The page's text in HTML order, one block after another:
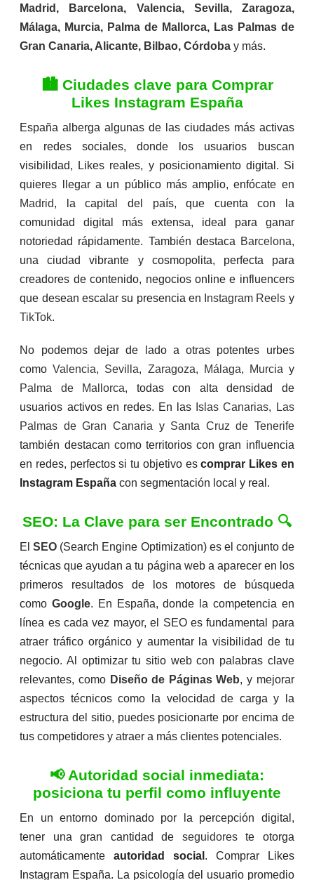
5.00de 5 en
base a
valoraciones
de clientes
5.00de 5 en
base a
valoraciones
5.00
base a
Madrid , Barcelona, Valencia, Sevilla, Zaragoza,
Málaga, Murcia, Palma de Mallorca, Las Palmas de
Gran Canaria, Alicante, Bilbao,Córdoba y más.
🏙️ Ciudades clave para Comprar
Likes Instagram España
España alberga algunas de las ciudades más activas
en redes sociales, donde los usuarios buscan
visibilidad, Likes reales, y posicionamiento digital. Si
quieres llegar a un público más amplio, enfócate en
Madrid, la capital del país, que cuenta con la
comunidad digital más extensa, ideal para ganar
notoriedad rápidamente. También destaca Barcelona,
una ciudad vibrante y cosmopolita, perfecta para
creadores de contenido, negocios online e influencers
que desean escalar su presencia en Instagram Reels y
TikTok.
No podemos dejar de lado a otras potentes urbes
comoValencia, Sevilla, Zaragoza, Málaga, Murcia y
Palma de Mallorca, todas con alta densidad de
usuarios activos en redes. En las Islas Canarias,
Las
Palmas de Gran Canaria y Santa Cruz de Tenerife
también destacan como territorios con gran influencia
en redes, perfectos si tu objetivo escomprar Likes en
Instagram España con segmentación local y real.
SEO: La Clave para ser Encontrado 🔍
ElSEO (Search Engine Optimization) es el conjunto de
técnicas que ayudan a tu página web a aparecer en los
primeros resultados de los motores de búsqueda
comoGoogle. En España, donde la competencia en
línea es cada vez mayor, el SEO es fundamental para
atraer tráfico orgánico y aumentar la visibilidad de tu
negocio. Al optimizar tu sitio web con palabras clave
relevantes, como Diseño de Páginas Web, y mejorar
aspectos técnicos como la velocidad de carga y la
estructura del sitio, puedes posicionarte por encima de
tus competidores y atraer a más clientes potenciales.
📢 Autoridad social inmediata:
posiciona tu perfil como influyente
En un entorno dominado por la percepción digital,
tener una gran cantidad de seguidoreste otorga
automáticamenteautoridad social . Comprar Likes
Instagram España. La psicología del usuario promedio